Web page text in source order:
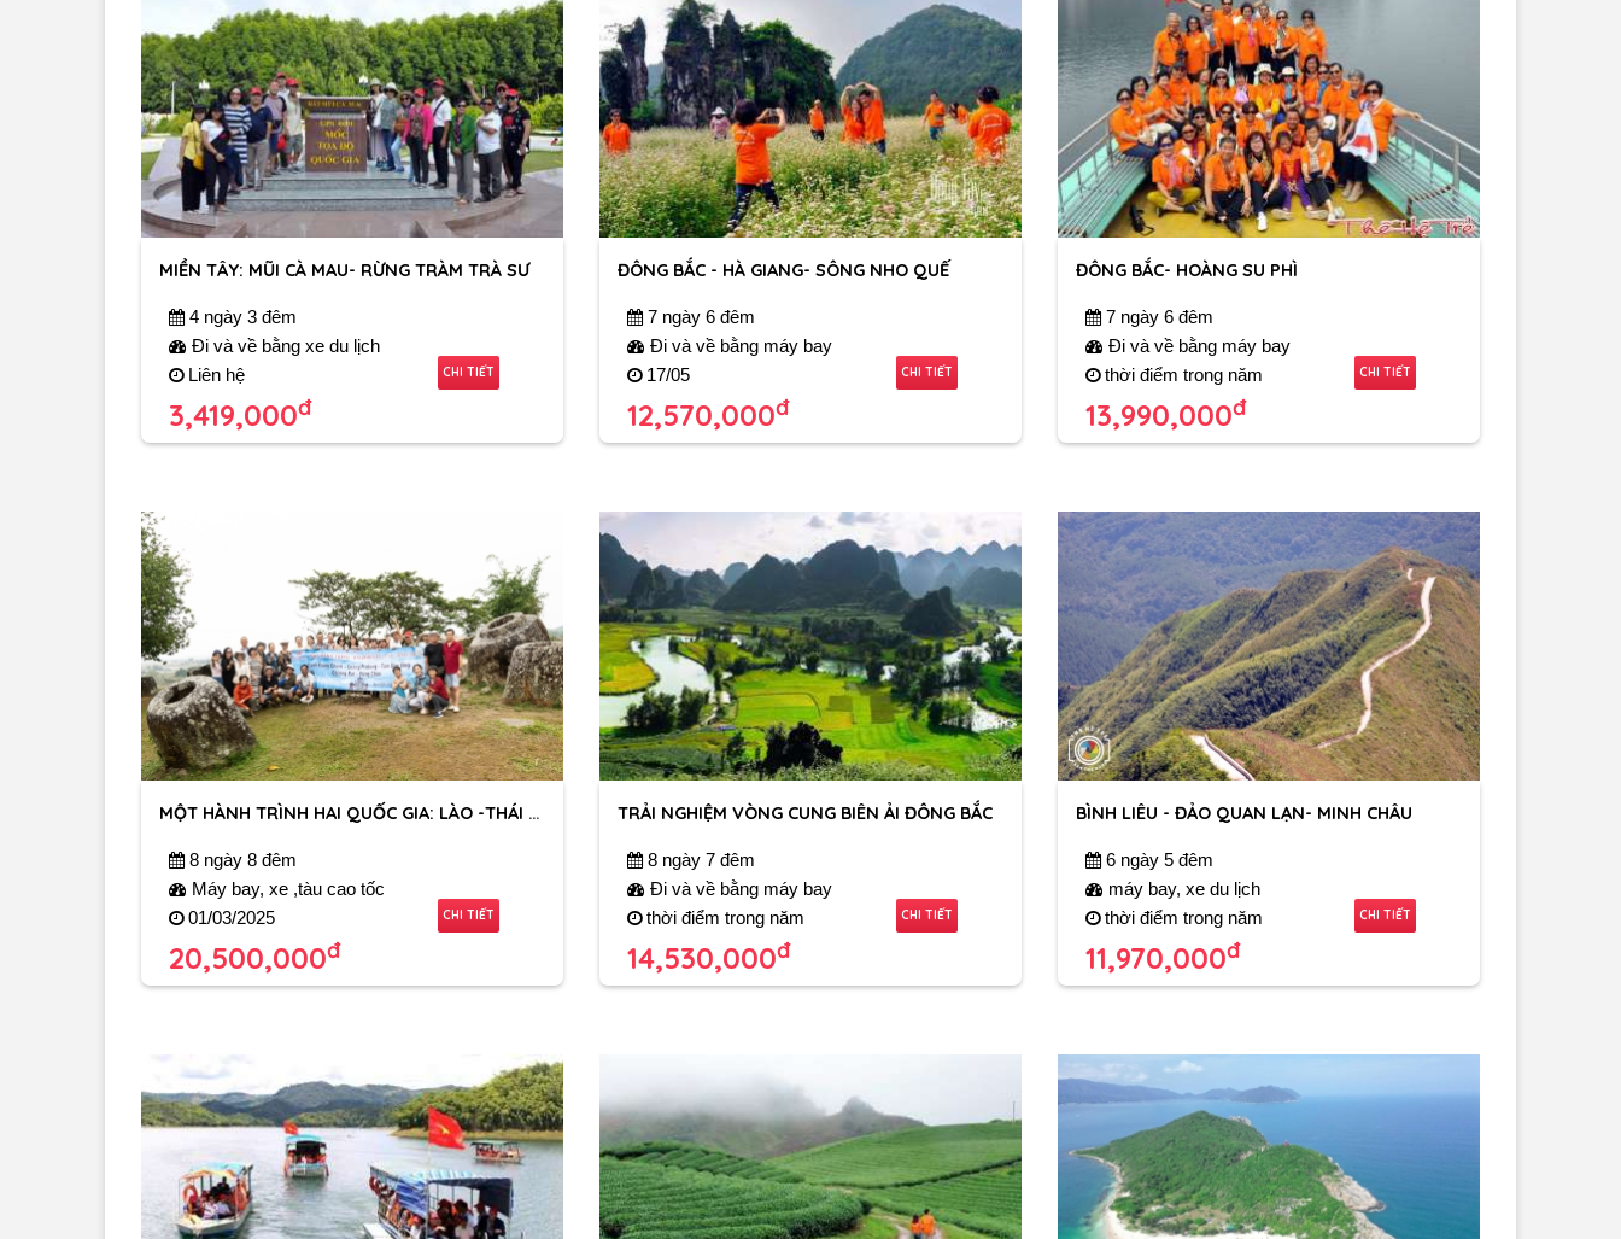
MIỀN TÂY: MŨI CÀ MAU- RỪNG TRÀM TRÀ SƯ
4 ngày 3 đêm
Đi và về bằng xe du lịch
Liên hệ
3,419,000đ
CHI TIẾT
ĐÔNG BẮC - HÀ GIANG- SÔNG NHO QUẾ
7 ngày 6 đêm
Đi và về bằng máy bay
17/05
12,570,000đ
CHI TIẾT
ĐÔNG BẮC- HOÀNG SU PHÌ
7 ngày 6 đêm
Đi và về bằng máy bay
thời điểm trong năm
13,990,000đ
CHI TIẾT
MỘT HÀNH TRÌNH HAI QUỐC GIA: LÀO -THÁI LAN
8 ngày 8 đêm
Máy bay, xe ,tàu cao tốc
01/03/2025
20,500,000đ
CHI TIẾT
TRẢI NGHIỆM VÒNG CUNG BIÊN ẢI ĐÔNG BẮC
8 ngày 7 đêm
Đi và về bằng máy bay
thời điểm trong năm
14,530,000đ
CHI TIẾT
BÌNH LIÊU - ĐẢO QUAN LẠN- MINH CHÂU
6 ngày 5 đêm
máy bay, xe du lịch
thời điểm trong năm
11,970,000đ
CHI TIẾT